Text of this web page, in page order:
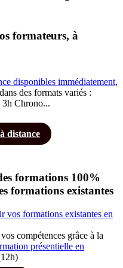
formateurs, à
disponibles immédiatement,
des formats variés :
3h Chrono...
distance
formations 100%
formations existantes
vos formations existantes en
compétences grâce à la
présentielle en